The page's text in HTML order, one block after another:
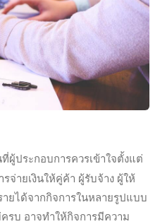
ที่ผู้ประกอบการควรเข้าใจตั้งแต่
จ่ายเงินให้คู่ค้า ผู้รับจ้าง ผู้ให้
ยได้จากกิจการในหลายรูปแบบ
รบ อาจทำให้กิจการมีความ